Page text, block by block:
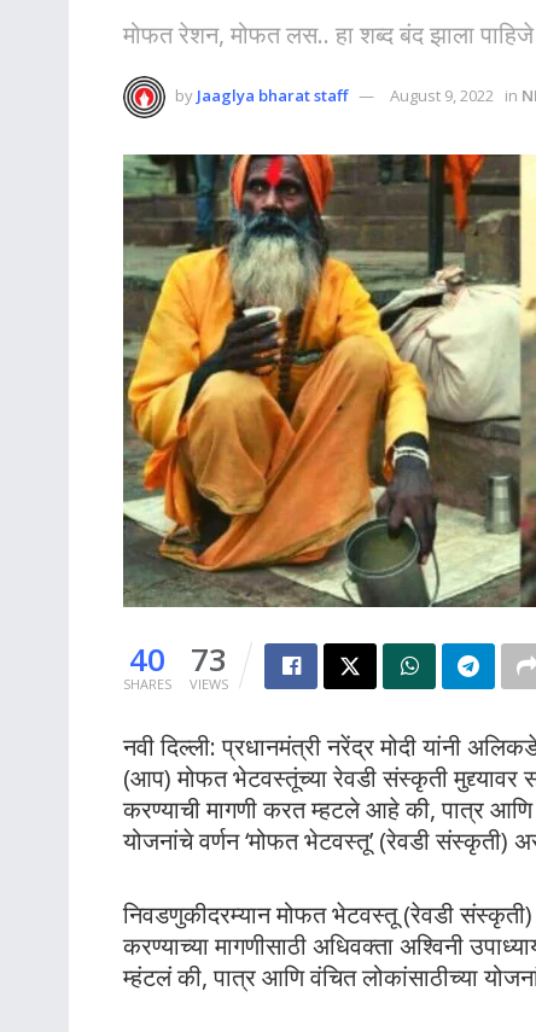
मोफत रेशन, मोफत लस.. हा शब्द बंद झाला पाहिजे
by Jaaglya bharat staff August 9, 2022 in
40
SHARES
73
VIEWS
नवी दिल्ली: प्रधानमंत्री नरेंद्र मोदी यांनी
(आप) मोफत भेटवस्तूंच्या रेवडी संस्कृती मुद्द्यावर
करण्याची मागणी करत म्हटले आहे की, पात्र आणि
योजनांचे वर्णन ‘मोफत भेटवस्तू’ (रेवडी संस्कृती)
निवडणुकीदरम्यान मोफत भेटवस्तू (रेवडी संस्कृती)
करण्याच्या मागणीसाठी अधिवक्ता अश्विनी
म्हंटलं की, पात्र आणि वंचित लोकांसाठीच्या